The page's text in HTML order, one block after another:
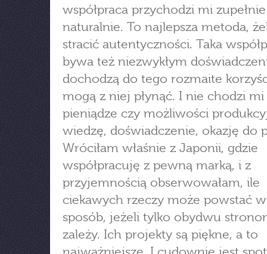
współpraca przychodzi mi zupełnie
naturalnie. To najlepsza metoda,
stracić autentyczności. Taka
bywa też niezwykłym
dochodzą do tego rozmaite
mogą z niej płynąć. I nie chodzi
pieniądze czy możliwości
wiedzę, doświadczenie, okazję do
Wróciłam właśnie z Japonii, gdzie
współpracuję z pewną marką, i z
przyjemnością obserwowałam, ile
ciekawych rzeczy może powstać
sposób, jeżeli tylko obydwu
zależy. Ich projekty są piękne, a to